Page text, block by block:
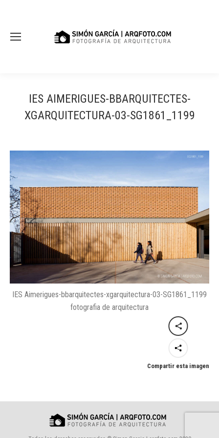
IES AIMERIGUES-BBARQUITECTES-
XGARQUITECTURA-03-SG1861_1199
IES Aimerigues-bbarquitectes-xgarquitectura-03-SG1861_1199
fotografia de arquitectura
Compartir esta imagen